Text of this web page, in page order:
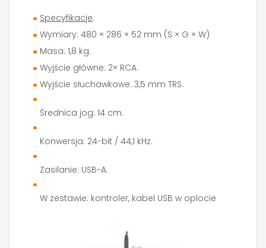
Specyfikacje:
Wymiary: 480 × 286 × 52 mm (S × G × W)
Masa: 1,8 kg.
Wyjście główne: 2× RCA.
Wyjście słuchawkowe: 3,5 mm TRS.
Średnica jog: 14 cm.
Konwersja: 24-bit / 44,1 kHz.
Zasilanie: USB-A.
W zestawie: kontroler, kabel USB w oplocie